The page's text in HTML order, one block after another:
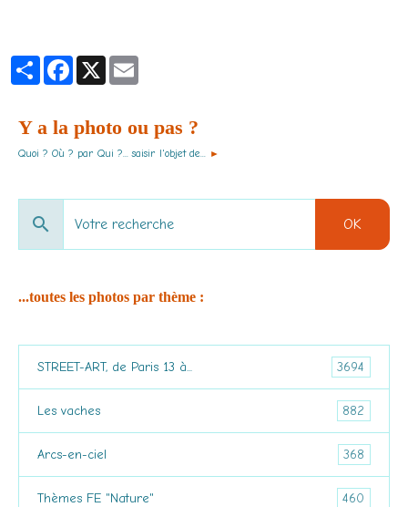
PartagerFacebook
X
Y a la photo ou pas ?
Quoi ? Où ? par Qui ?... saisir l'objet de... ►
OK
...toutes les photos par thème :
STREET-ART, de Paris 13 à... 3694
Les vaches 882
Arcs-en-ciel 368
Thèmes FE "Nature" 460